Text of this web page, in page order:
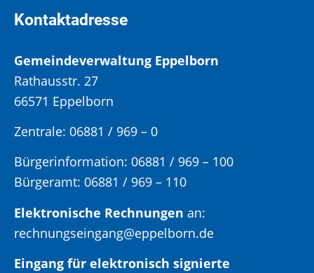
Kontaktadresse
Gemeindeverwaltung Eppelborn
Rathausstr. 27
66571 Eppelborn
Zentrale: 06881 / 969 – 0
Bürgerinformation: 06881 / 969 – 100
Bürgeramt: 06881 / 969 – 110
Elektronische Rechnungen an:
rechnungseingang@eppelborn.de
Eingang für elektronisch signierte